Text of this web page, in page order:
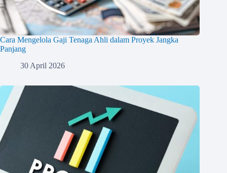
Cara Mengelola Gaji Tenaga Ahli dalam Proyek Jangka
Panjang
30 April 2026